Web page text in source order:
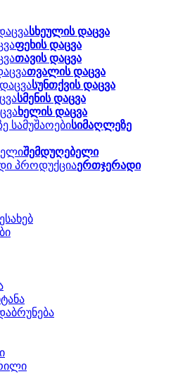
სხეულის დაცვა
ფეხის დაცვა
თავის დაცვა
თვალის დაცვა
სუნთქვის დაცვა
სმენის დაცვა
ხელის დაცვა
სიმაღლეზე
შემდუღებელი
ერთჯერადი